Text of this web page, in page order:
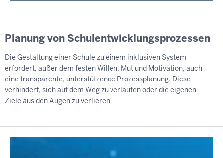
Planung von Schulentwicklungsprozessen
Die Gestaltung einer Schule zu einem inklusiven System
erfordert, außer dem festen Willen, Mut und Motivation, auch
eine transparente, unterstützende Prozessplanung. Diese
verhindert, sich auf dem Weg zu verlaufen oder die eigenen
Ziele aus den Augen zu verlieren.